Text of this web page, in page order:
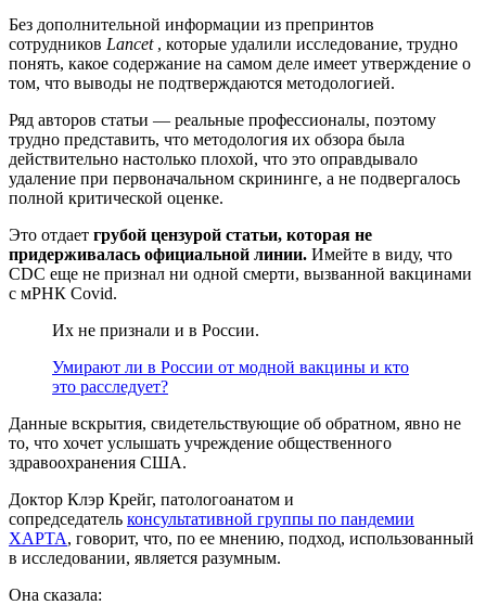
Без дополнительной информации из препринтов
сотрудников Lancet , которые удалили исследование, трудно
понять, какое содержание на самом деле имеет утверждение о
том, что выводы не подтверждаются методологией.
Ряд авторов статьи — реальные профессионалы, поэтому
трудно представить, что методология их обзора была
действительно настолько плохой, что это оправдывало
удаление при первоначальном скрининге, а не подвергалось
полной критической оценке.
Это отдает грубой цензурой статьи, которая не
придерживалась официальной линии. Имейте в виду, что
CDC еще не признал ни одной смерти, вызванной вакцинами
с мРНК Covid.
Их не признали и в России.
Умирают ли в России от модной вакцины и кто
это расследует?
Данные вскрытия, свидетельствующие об обратном, явно не
то, что хочет услышать учреждение общественного
здравоохранения США.
Доктор Клэр Крейг, патологоанатом и
сопредседатель консультативной группы по пандемии
ХАРТА, говорит, что, по ее мнению, подход, использованный
в исследовании, является разумным.
Она сказала: